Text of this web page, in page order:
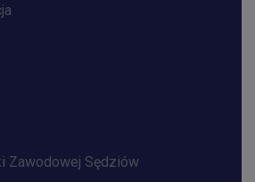
Zawodowej Sędziów